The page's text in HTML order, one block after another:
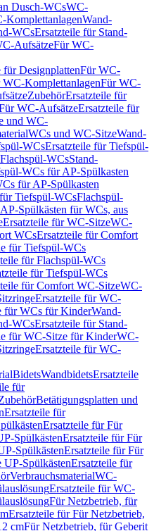
Dusch-WCsWC-
KomplettanlagenWand-
WCsErsatzteile für Stand-
AufsätzeFür WC-
für DesignplattenFür WC-
KomplettanlagenFür WC-
ZubehörErsatzteile für
WC-AufsätzeErsatzteile für
und WC-
WCs und WC-SitzeWand-
WCsErsatzteile für Tiefspül-
WCsStand-
WCs für AP-Spülkasten
für AP-Spülkasten
Tiefspül-WCsFlachspül-
AP-Spülkästen für WCs, aus
Ersatzteile für WC-SitzeWC-
WCsErsatzteile für Comfort
für Tiefspül-WCs
für Flachspül-WCs
für Tiefspül-WCs
für Comfort WC-SitzeWC-
Ersatzteile für WC-
für WCs für KinderWand-
WCsErsatzteile für Stand-
für WC-Sitze für KinderWC-
Ersatzteile für WC-
BidetsWandbidetsErsatzteile
für
Betätigungsplatten und
Ersatzteile für
Ersatzteile für Für
SpülkästenErsatzteile für Für
SpülkästenErsatzteile für Für
SpülkästenErsatzteile für
VerbrauchsmaterialWC-
Ersatzteile für WC-
Für Netzbetrieb, für
Ersatzteile für Für Netzbetrieb,
cmFür Netzbetrieb, für Geberit